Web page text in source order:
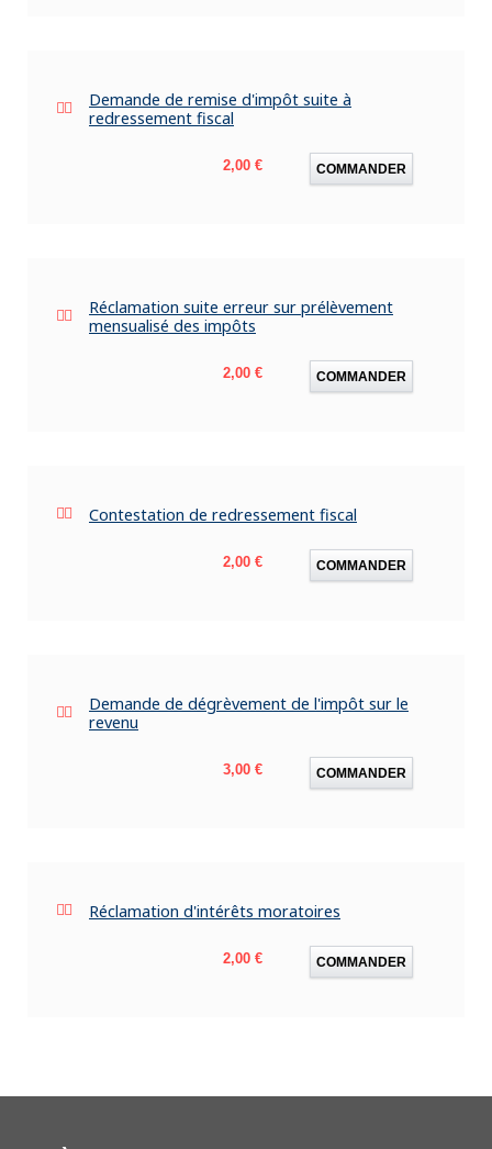
Demande de remise d'impôt suite à
redressement fiscal
Prix
2,00 € COMMANDER
Réclamation suite erreur sur prélèvement
mensualisé des impôts
Prix
2,00 € COMMANDER
Contestation de redressement fiscal
Prix
2,00 € COMMANDER
Demande de dégrèvement de l'impôt sur le
revenu
Prix
3,00 € COMMANDER
Réclamation d'intérêts moratoires
Prix
2,00 € COMMANDER